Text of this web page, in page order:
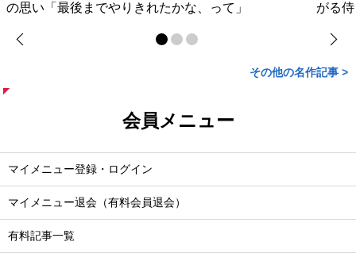
の思い「最後までやりきれたかな、って」
がる
その他の名作記事 >
会員メニュー
マイメニュー登録・ログイン
マイメニュー退会（有料会員退会）
有料記事一覧